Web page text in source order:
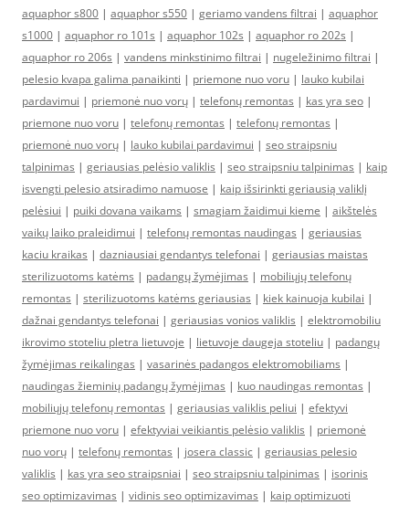
aquaphor s800 | aquaphor s550 | geriamo vandens filtrai | aquaphor
s1000 | aquaphor ro 101s | aquaphor 102s | aquaphor ro 202s |
aquaphor ro 206s | vandens minkstinimo filtrai | nugeležinimo filtrai |
pelesio kvapa galima panaikinti | priemone nuo voru | lauko kubilai
pardavimui | priemonė nuo vorų | telefonų remontas | kas yra seo |
priemone nuo voru | telefonų remontas | telefonų remontas |
priemonė nuo vorų | lauko kubilai pardavimui | seo straipsniu
talpinimas | geriausias pelėsio valiklis | seo straipsniu talpinimas | kaip
isvengti pelesio atsiradimo namuose | kaip išsirinkti geriausią valiklį
pelėsiui | puiki dovana vaikams | smagiam žaidimui kieme | aikštelės
vaikų laiko praleidimui | telefonų remontas naudingas | geriausias
kaciu kraikas | dazniausiai gendantys telefonai | geriausias maistas
sterilizuotoms katėms | padangų žymėjimas | mobiliųjų telefonų
remontas | sterilizuotoms katėms geriausias | kiek kainuoja kubilai |
dažnai gendantys telefonai | geriausias vonios valiklis | elektromobiliu
ikrovimo stoteliu pletra lietuvoje | lietuvoje daugeja stoteliu | padangų
žymėjimas reikalingas | vasarinės padangos elektromobiliams |
naudingas žieminių padangų žymėjimas | kuo naudingas remontas |
mobiliųjų telefonų remontas | geriausias valiklis peliui | efektyvi
priemone nuo voru | efektyviai veikiantis pelėsio valiklis | priemonė
nuo vorų | telefonų remontas | josera classic | geriausias pelesio
valiklis | kas yra seo straipsniai | seo straipsniu talpinimas | isorinis
seo optimizavimas | vidinis seo optimizavimas | kaip optimizuoti